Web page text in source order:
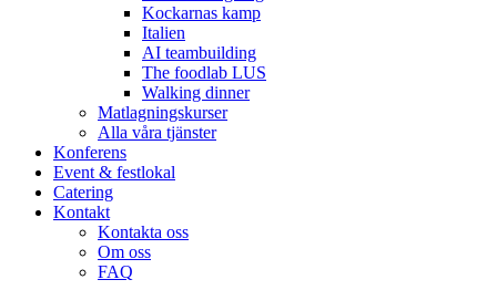
Kockarnas kamp
Italien
AI teambuilding
The foodlab LUS
Walking dinner
Matlagningskurser
Alla våra tjänster
Konferens
Event & festlokal
Catering
Kontakt
Kontakta oss
Om oss
FAQ